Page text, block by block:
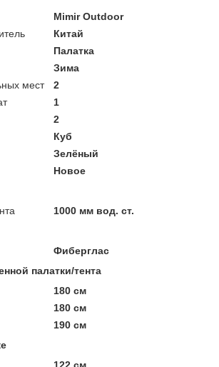
Mimir Outdoor
Китай
Палатка
Зима
мест
2
1
2
Куб
Зелёный
Новое
1000 мм вод. ст.
Фиберглас
палатки/тента
180 см
180 см
190 см
122 см